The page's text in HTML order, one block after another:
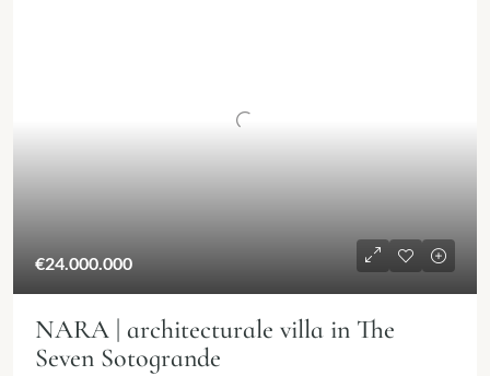
€24.000.000
NARA | architecturale villa in The
Seven Sotogrande